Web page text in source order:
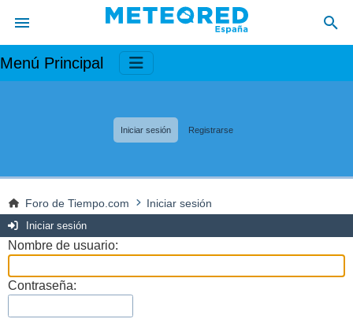
Menú Principal
Iniciar sesión Registrarse
Foro de Tiempo.com Iniciar sesión
Iniciar sesión
Nombre de usuario:
Contraseña: